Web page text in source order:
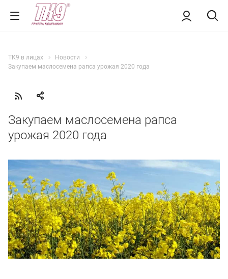
ТК9 в лицах
Новости
Закупаем маслосемена рапса урожая 2020 года
Закупаем маслосемена рапса
урожая 2020 года